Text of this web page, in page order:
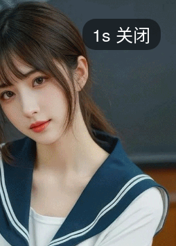
短剧
评分
甜宠 逆袭 玄幻
2024 2023 2022
台湾 美国 韩国 日本
1s 关闭